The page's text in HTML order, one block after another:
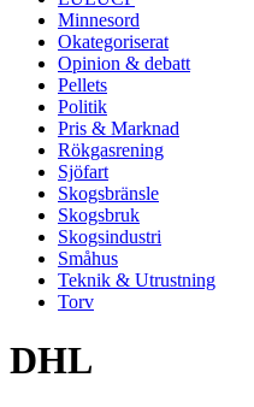
Minnesord
Okategoriserat
Opinion & debatt
Pellets
Politik
Pris & Marknad
Rökgasrening
Sjöfart
Skogsbränsle
Skogsbruk
Skogsindustri
Småhus
Teknik & Utrustning
Torv
DHL